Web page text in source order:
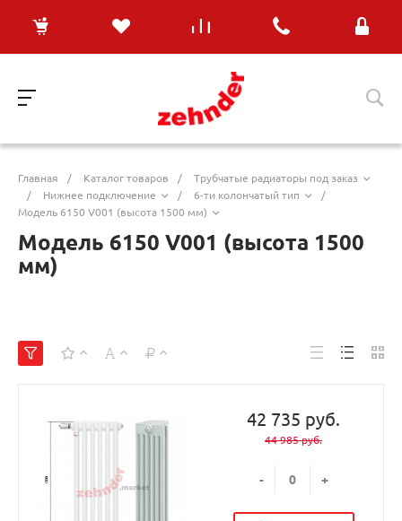
Главная / Каталог товаров /
Трубчатые радиаторы под заказ
/
Нижнее подключение / 6-ти колончатый тип
/
Модель 6150 V001 (высота 1500 мм)
Модель 6150 V001 (высота 1500
мм)
42 735 руб.
44 985 руб.
- +